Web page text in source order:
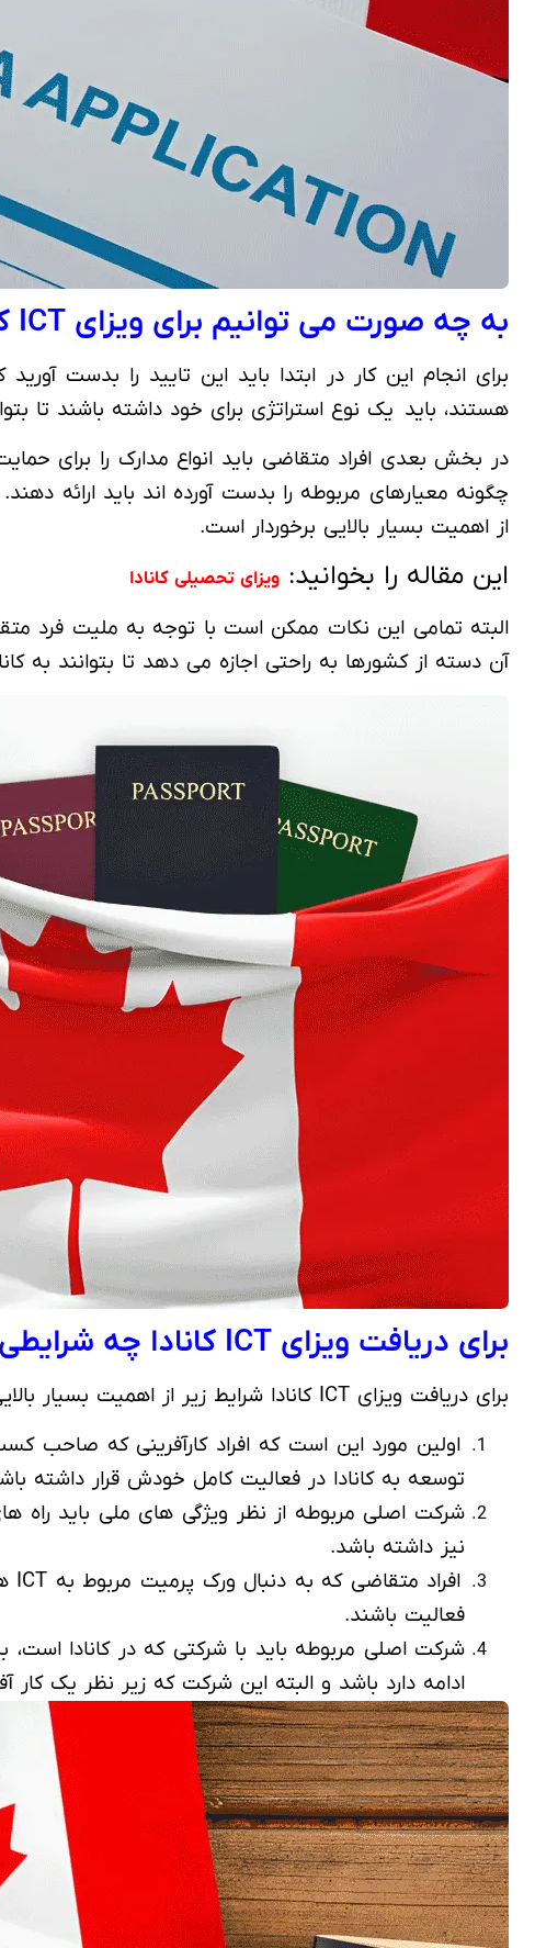
به چه صورت می توانیم برای ویزای ICT کانادا اقدام کنیم؟
برای انجام این کار در ابتدا باید این تایید را بدست
هستند، باید یک نوع استراتژی برای خود داشته باشند تا
در بخش بعدی افراد متقاضی باید انواع مدارک را برای
چگونه معیارهای مربوطه را بدست آورده اند باید ارائه
از اهمیت بسیار بالایی برخوردار است.
این مقاله را بخوانید: ویزای تحصیلی کانادا
البته تمامی این نکات ممکن است با توجه به ملیت فرد
آن دسته از کشورها به راحتی اجازه می دهد تا بتوانند به
برای دریافت ویزای ICT کانادا چه شرایطی لازم است؟
برای دریافت ویزای ICT کانادا شرایط زیر از اهمیت بسیار بالایی برخوردار هستند:
توسعه به کانادا در فعالیت کامل خودش قرار داشته
شرکت اصلی مربوطه از نظر ویژگی های ملی باید راه های
نیز داشته باشد.
فعالیت باشند.
شرکت اصلی مربوطه باید با شرکتی که در کانادا است،
ادامه دارد باشد و البته این شرکت که زیر نظر یک کار